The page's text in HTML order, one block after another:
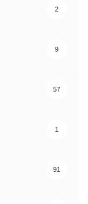
2
9
57
1
91